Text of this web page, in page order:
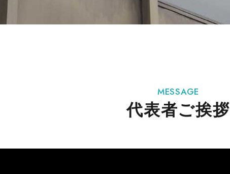
MESSAGE
代表者ご挨拶